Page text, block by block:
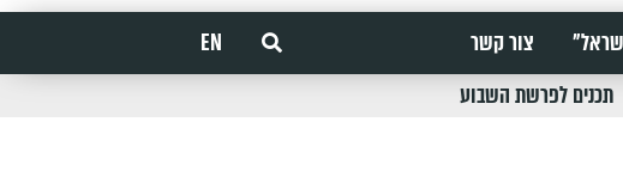
צור קשר
EN
תכנים לפרשת השבוע